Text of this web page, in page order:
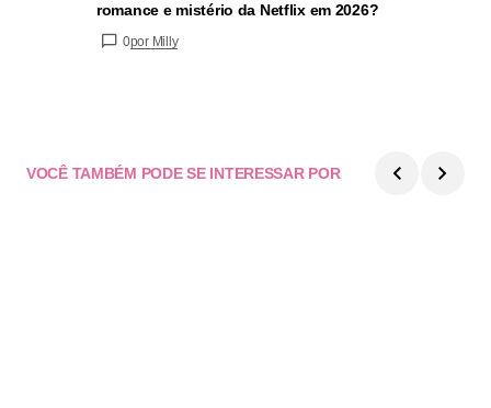
romance e mistério da Netflix em 2026?
0por Milly
VOCÊ TAMBÉM PODE SE INTERESSAR POR